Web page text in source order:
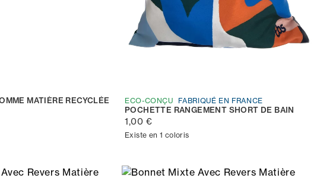
MATIÈRE RECYCLÉE
ECO-CONÇU FABRIQUÉ EN FRANCE
POCHETTE RANGEMENT SHORT DE BAIN
1,00 €
Existe en 1 coloris